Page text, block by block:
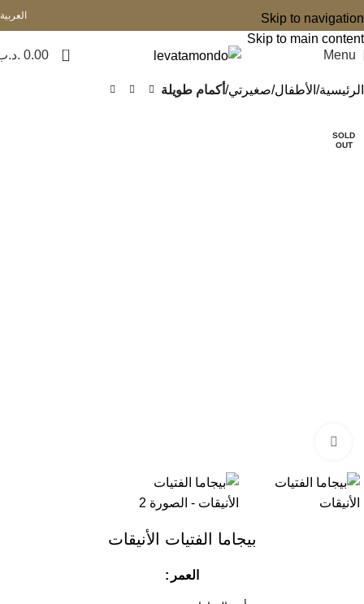
Skip to navigation
Skip to main content
العربية
Menu
0
0.00
الرئيسية الأطفال صغيرتي أكمام طويلة
SOLD
OUT
بيجاما الفتيات الأنيقات
العمر